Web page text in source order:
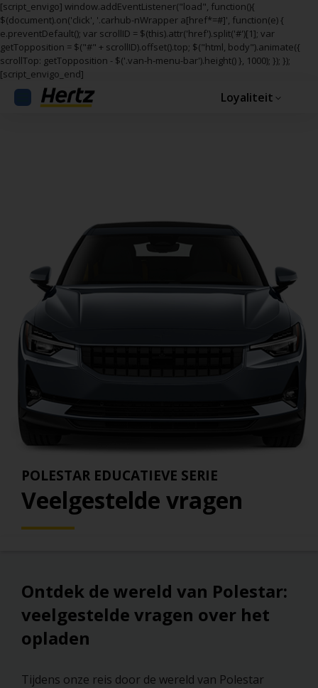
[script_envigo] window.addEventListener("load", function(){
$(document).on('click', '.carhub-nWrapper a[href*=#]', function(e) {
e.preventDefault(); var scrollID = $(this).attr('href').split('#')[1]; var
getTopposition = $("#" + scrollID).offset().top; $("html, body").animate({
scrollTop: getTopposition - $('.van-h-menu-bar').height() }, 1000); }); });
[script_envigo_end]
Loyaliteit
POLESTAR EDUCATIEVE SERIE
Veelgestelde vragen
Ontdek de wereld van Polestar:
veelgestelde vragen over het
opladen
Tijdens onze reis door de wereld van Polestar